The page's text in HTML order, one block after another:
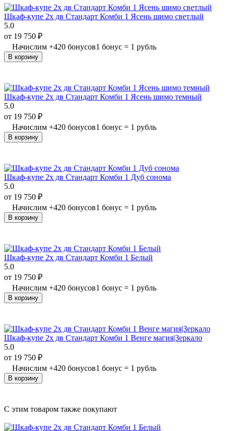
Шкаф-купе 2х дв Стандарт Комби 1 Ясень шимо светлый
5.0
от 19 750 ₽
Начислим +420 бонусов1 бонус = 1 рубль
В корзину
Шкаф-купе 2х дв Стандарт Комби 1 Ясень шимо темный
5.0
от 19 750 ₽
Начислим +420 бонусов1 бонус = 1 рубль
В корзину
Шкаф-купе 2х дв Стандарт Комби 1 Дуб сонома
5.0
от 19 750 ₽
Начислим +420 бонусов1 бонус = 1 рубль
В корзину
Шкаф-купе 2х дв Стандарт Комби 1 Белый
5.0
от 19 750 ₽
Начислим +420 бонусов1 бонус = 1 рубль
В корзину
Шкаф-купе 2х дв Стандарт Комби 1 Венге магия|Зеркало
5.0
от 19 750 ₽
Начислим +420 бонусов1 бонус = 1 рубль
В корзину
C этим товаром также покупают